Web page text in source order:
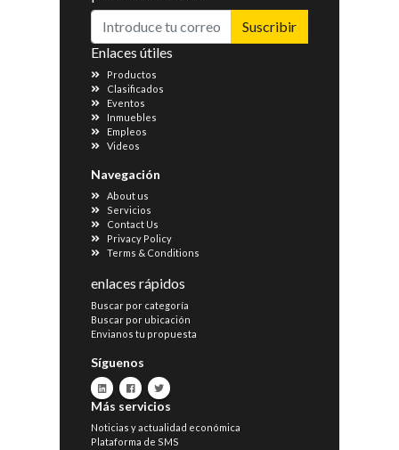
Suscribir
Enlaces útiles
Productos
Clasificados
Eventos
Inmuebles
Empleos
Videos
Navegación
About us
Servicios
Contact Us
Privacy Policy
Terms & Conditions
enlaces rápidos
Buscar por categoría
Buscar por ubicación
Envianos tu propuesta
Síguenos
Más servicios
Noticias y actualidad económica
Plataforma de SMS